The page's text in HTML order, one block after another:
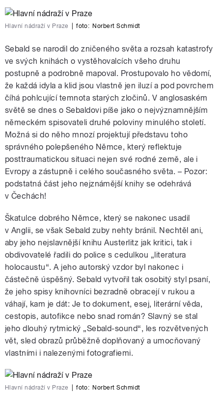
Hlavní nádraží v Praze foto: Norbert Schmidt
Sebald se narodil do zničeného světa a rozsah katastrofy
ve svých knihách o vystěhovalcích všeho druhu
postupně a podrobně mapoval. Prostupovalo ho vědomí,
že každá idyla a klid jsou vlastně jen iluzí a pod povrchem
číhá pohlcující temnota starých zločinů. V anglosaském
světě se dnes o Sebaldovi píše jako o nejvýznamnějším
německém spisovateli druhé poloviny minulého století.
Možná si do něho mnozí projektují představu toho
správného polepšeného Němce, který reflektuje
posttraumatickou situaci nejen své rodné země, ale i
Evropy a zástupně i celého současného světa. – Pozor:
podstatná část jeho nejznámější knihy se odehrává
v Čechách!
Škatulce dobrého Němce, který se nakonec usadil
v Anglii, se však Sebald zuby nehty bránil. Nechtěl ani,
aby jeho nejslavnější knihu Austerlitz jak kritici, tak i
obdivovatelé řadili do police s cedulkou „literatura
holocaustu“. A jeho autorský vzdor byl nakonec i
částečně úspěšný. Sebald vytvořil tak osobitý styl psaní,
že jeho spisy knihovníci bezradně obracejí v rukou a
váhají, kam je dát: Je to dokument, esej, literární věda,
cestopis, autofikce nebo snad román? Slavný se stal
jeho dlouhý rytmický „Sebald-sound“, les rozvětvených
vět, sled obrazů průběžně doplňovaný a umocňovaný
vlastními i nalezenými fotografiemi.
Hlavní nádraží v Praze foto: Norbert Schmidt